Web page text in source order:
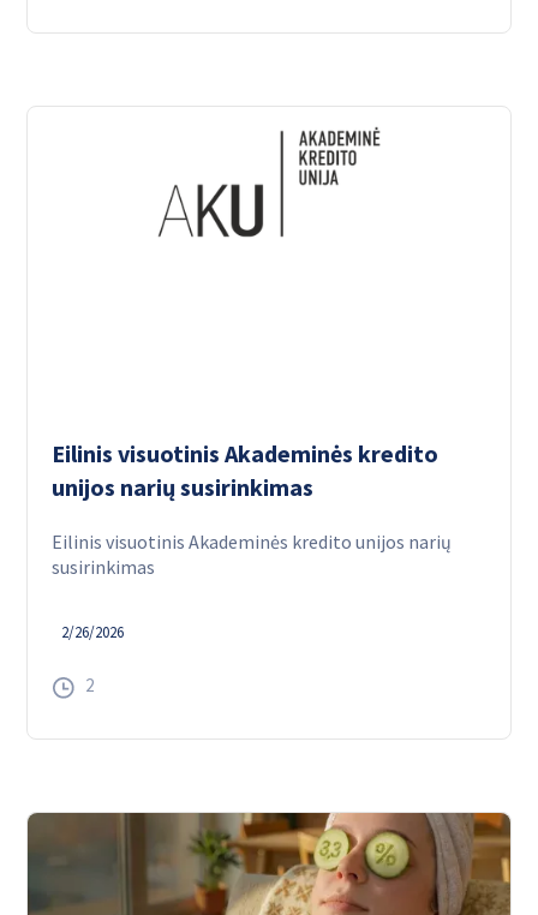
Eilinis visuotinis Akademinės kredito
unijos narių susirinkimas
Eilinis visuotinis Akademinės kredito unijos narių
susirinkimas
2/26/2026
2